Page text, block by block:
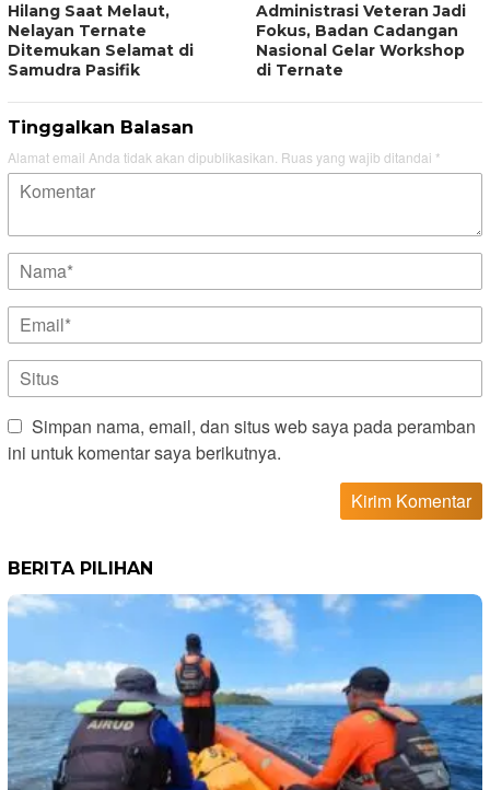
Hilang Saat Melaut,
Nelayan Ternate
Ditemukan Selamat di
Samudra Pasifik
Administrasi Veteran Jadi
Fokus, Badan Cadangan
Nasional Gelar Workshop
di Ternate
Tinggalkan Balasan
Alamat email Anda tidak akan dipublikasikan. Ruas yang wajib ditandai *
Simpan nama, email, dan situs web saya pada peramban
ini untuk komentar saya berikutnya.
BERITA PILIHAN